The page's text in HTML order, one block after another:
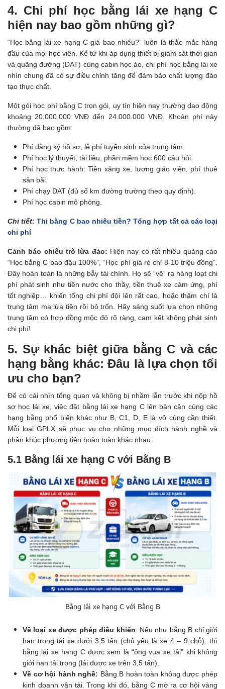
4. Chi phí học bằng lái xe hạng C
hiện nay bao gồm những gì?
“Học bằng lái xe hạng C giá bao nhiêu?” luôn là thắc mắc hàng
đầu của mọi học viên. Kể từ khi áp dụng thiết bị giám sát thời gian
và quãng đường (DAT) cùng cabin học ảo, chi phí học bằng lái xe
nhìn chung đã có sự điều chỉnh tăng để đảm bảo chất lượng đào
tạo thực chất.
Một gói học phí bằng C trọn gói, uy tín hiện nay thường dao động
khoảng 20.000.000 VNĐ đến 24.000.000 VNĐ. Khoản phí này
thường đã bao gồm:
Phí đăng ký hồ sơ, lệ phí tuyển sinh của trung tâm.
Phí học lý thuyết, tài liệu, phần mềm học 600 câu hỏi.
Phí học thực hành: Tiền xăng xe, lương giáo viên, phí thuê
sân bãi.
Phí chạy DAT (đủ số km đường trường theo quy định).
Phí học cabin mô phỏng.
Chi tiết:Thi bằng C bao nhiêu tiền? Tổng hợp tất cả các loại
chi phí
Cảnh báo chiêu trò lừa đảo: Hiện nay có rất nhiều quảng cáo
“Học bằng C bao đậu 100%”, “Học phí giá rẻ chỉ 8-10 triệu đồng”.
Đây hoàn toàn là những bẫy tài chính. Họ sẽ “vẽ” ra hàng loạt chi
phí phát sinh như tiền nước cho thầy, tiền thuê xe cảm ứng, phí
tốt nghiệp… khiến tổng chi phí đội lên rất cao, hoặc thậm chí là
trung tâm ma lừa tiền rồi bỏ trốn. Hãy sáng suốt lựa chọn những
trung tâm có hợp đồng mộc đỏ rõ ràng, cam kết không phát sinh
chi phí!
5. Sự khác biệt giữa bằng C và các
hạng bằng khác: Đâu là lựa chọn tối
ưu cho bạn?
Để có cái nhìn tổng quan và không bị nhầm lẫn trước khi nộp hồ
sơ học lái xe, việc đặt bằng lái xe hạng C lên bàn cân cùng các
hạng bằng phổ biến khác như B, C1, D, E là vô cùng cần thiết.
Mỗi loại GPLX sẽ phục vụ cho những mục đích hành nghề và
phân khúc phương tiện hoàn toàn khác nhau.
5.1 Bằng lái xe hạng C với Bằng B
Bằng lái xe hạng C với Bằng B
Về loại xe được phép điều khiển: Nếu như bằng B chỉ giới
hạn trọng tải xe dưới 3,5 tấn (chủ yếu là xe 4 – 9 chỗ), thì
bằng lái xe hạng C được xem là “ông vua xe tải” khi không
giới hạn tải trọng (lái được xe trên 3,5 tấn).
Về cơ hội hành nghề: Bằng B hoàn toàn không được phép
kinh doanh vận tải. Trong khi đó, bằng C mở ra cơ hội vàng